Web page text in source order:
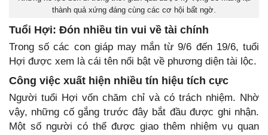
thành quả xứng đáng cùng các cơ hội bất ngờ.
Tuổi Hợi: Đón nhiều tin vui về tài chính
Trong số các con giáp may mắn từ 9/6 đến 19/6, tuổi
Hợi được xem là cái tên nổi bật về phương diện tài lộc.
Công việc xuất hiện nhiều tín hiệu tích cực
Người tuổi Hợi vốn chăm chỉ và có trách nhiệm. Nhờ
vậy, những cố gắng trước đây bắt đầu được ghi nhận.
Một số người có thể được giao thêm nhiệm vụ quan